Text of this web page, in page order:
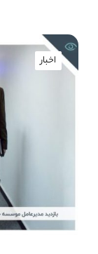
اخبار